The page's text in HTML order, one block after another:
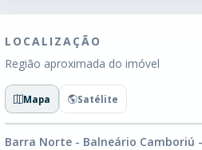
LOCALIZAÇÃO
Região aproximada do imóvel
Mapa Satélite
Barra Norte - Balneário Camboriú -